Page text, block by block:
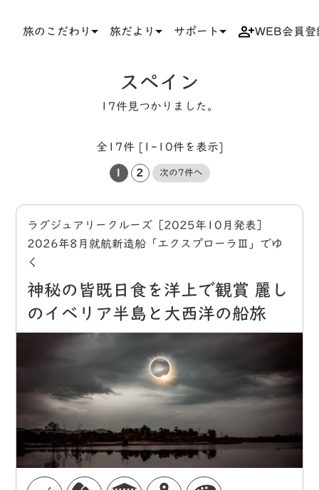
旅のこだわり 旅だより サポート WEB会員登
スペイン
17件見つかりました。
全17件 [1-10件を表示]
2 次の7件へ
ラグジュアリークルーズ［2025年10月発表］
2026年8月就航新造船「エクスプローラⅢ」でゆ
く
神秘の皆既日食を洋上で観賞 麗し
のイベリア半島と大西洋の船旅